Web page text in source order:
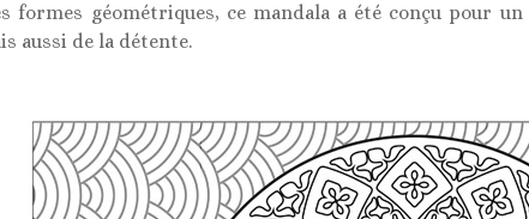
formes géométriques, ce mandala a été conçu pour
aussi de la détente.